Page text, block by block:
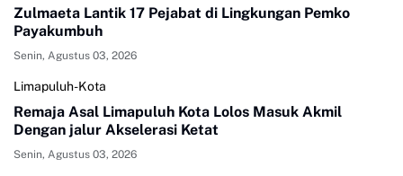
Zulmaeta Lantik 17 Pejabat di Lingkungan Pemko
Payakumbuh
Senin, Agustus 03, 2026
Limapuluh-Kota
Remaja Asal Limapuluh Kota Lolos Masuk Akmil
Dengan jalur Akselerasi Ketat
Senin, Agustus 03, 2026